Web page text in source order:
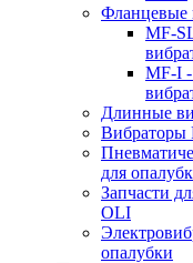
Фланцевые
MF-
MF-I
Длинные
Вибраторы
для
Запчасти
OLI
опалубки